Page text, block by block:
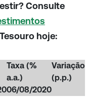
Consulte
hoje:
Taxa (%
a.a.)
06/08/2020
Variação
(p.p.)